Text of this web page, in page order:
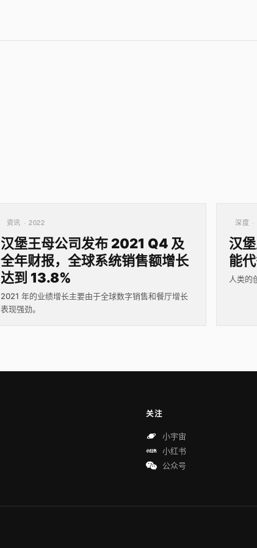
资讯 · 2022
汉堡王母公司发布 2021 Q4 及
全年财报，全球系统销售额增长
达到 13.8%
2021 年的业绩增长主要由于全球数字销售和餐厅增长
表现强劲。
深度
汉
能
人类的
关注
小宇宙
小红书
公众号